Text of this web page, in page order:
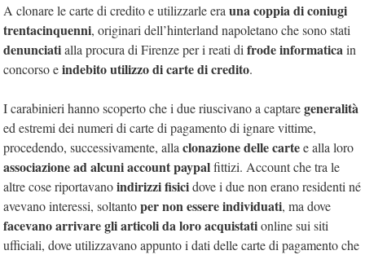
A clonare le carte di credito e utilizzarle erauna coppia di coniugi
trentacinquenni, originari dell’hinterland napoletano che sono stati
denunciatialla procura di Firenze per i reati difrode informaticain
concorso eindebito utilizzo di carte di credito.
I carabinieri hanno scoperto che i due riuscivano a captaregeneralità
ed estremi dei numeri di carte di pagamento di ignare vittime,
procedendo, successivamente, allaclonazione delle cartee alla loro
associazione ad alcuni account paypalfittizi. Account che tra le
altre cose riportavanoindirizzi fisicidove i due non erano residenti né
avevano interessi, soltantoper non essere individuati, ma dove
facevano arrivare gli articoli da loro acquistationline sui siti
ufficiali, dove utilizzavano appunto i dati delle carte di pagamento che